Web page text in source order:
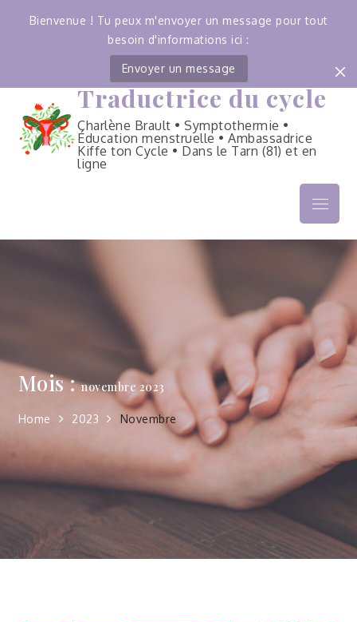
Bienvenue ! Tu peux m'envoyer un message pour tout
besoin d'informations ici :
Envoyer un message
content
Traductrice du cycle
Charlène Brault • Symptothermie •
Éducation menstruelle • Ambassadrice
Kiffe ton Cycle • Dans le Tarn (81) et en
ligne
Menu
Mois :novembre 2023
Home 2023 Novembre